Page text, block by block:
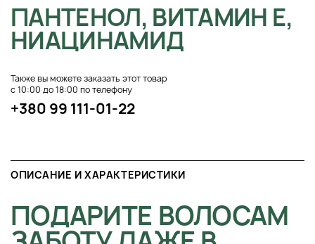
ПАНТЕНОЛ, ВИТАМИН Е,
НИАЦИНАМИД
Также вы можете заказать этот товар
с 10:00 до 18:00 по телефону
+380 99 111-01-22
ОПИСАНИЕ И ХАРАКТЕРИСТИКИ
ПОДАРИТЕ ВОЛОСАМ